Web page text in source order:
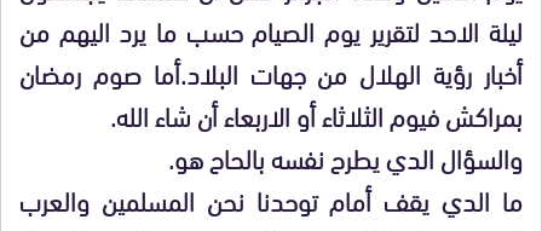
ليلة الاحد لتقرير يوم الصيام حسب ما يرد اليهم من
أخبار رؤية الهلال من جهات البلاد.أما صوم رمضان
بمراكش فيوم الثلاثاء أو الاربعاء أن شاء الله.
والسؤال الدي يطرح نفسه بالحاح هو.
ما الدي يقف أمام توحدنا نحن المسلمين والعرب